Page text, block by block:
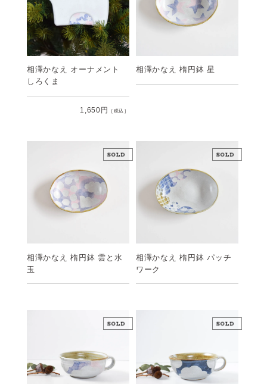
相澤かなえ オーナメント
しろくま
1,650円 ［税込］
相澤かなえ 楕円鉢 星
相澤かなえ 楕円鉢 雲と水
玉
相澤かなえ 楕円鉢 パッチ
ワーク